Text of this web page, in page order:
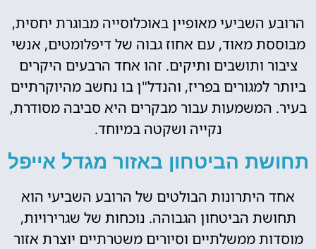
הרובע השביעי מאופיין באוכלוסייה מבוגרת יחסית,
מבוססת מאוד, עם אחוז גבוה של דיפלומטים, אנשי
ציבור ותושבים ותיקים. זהו אחד הרבעים היקרים
ביותר למגורים בפריז, והנדל"ן בו נחשב מהיוקרתיים
בעיר. המשמעות עבור מבקרים היא סביבה מסודרת,
נקייה ושקטה במיוחד.
תחושת הביטחון באזור מגדל אייפל
אחד היתרונות הבולטים של הרובע השביעי הוא
תחושת הביטחון הגבוהה. נוכחות של שגרירויות,
מוסדות ממשלתיים וסיורים משטרתיים יוצרת אזור